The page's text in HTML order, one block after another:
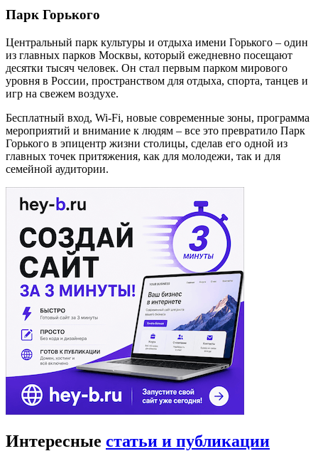
Парк Горького
Центральный парк культуры и отдыха имени Горького – один
из главных парков Москвы, который ежедневно посещают
десятки тысяч человек. Он стал первым парком мирового
уровня в России, пространством для отдыха, спорта, танцев и
игр на свежем воздухе.
Бесплатный вход, Wi-Fi, новые современные зоны, программа
мероприятий и внимание к людям – все это превратило Парк
Горького в эпицентр жизни столицы, сделав его одной из
главных точек притяжения, как для молодежи, так и для
семейной аудитории.
Интересные статьи и публикации